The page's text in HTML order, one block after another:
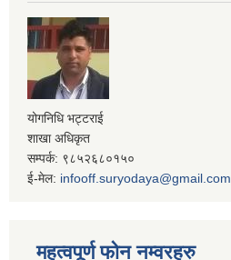
योगनिधि भट्टराई
शाखा अधिकृत
सम्पर्क: ९८५२६८०१५०
ई-मेल: infooff.suryodaya@gmail.com
महत्वपूर्ण फोन नम्वरहरु